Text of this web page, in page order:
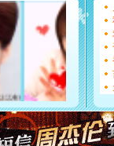
[圣诞节]
如意,快
[元旦]
看
断电。
你是我
[元旦]
如
起；二
离。水
[元旦]当
泣，这痛
卖了。水